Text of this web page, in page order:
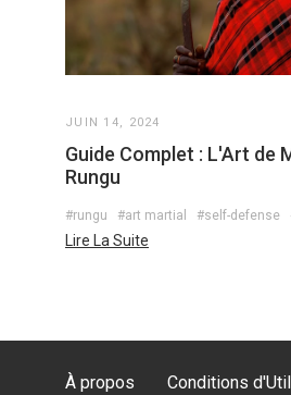
JUIN 14, 2024
Guide Complet : L'Art de
Rungu
#rungu #art martial #self-defense
Lire La Suite
À propos Conditions